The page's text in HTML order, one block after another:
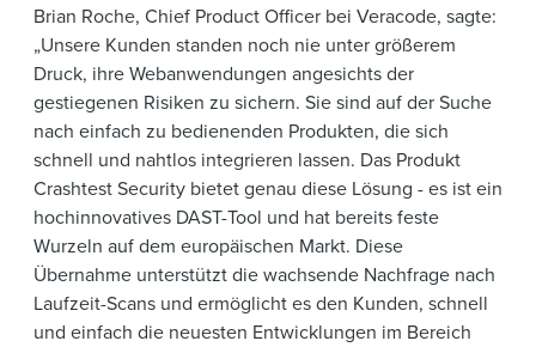
Brian Roche, Chief Product Officer bei Veracode, sagte:
„Unsere Kunden standen noch nie unter größerem
Druck, ihre Webanwendungen angesichts der
gestiegenen Risiken zu sichern. Sie sind auf der Suche
nach einfach zu bedienenden Produkten, die sich
schnell und nahtlos integrieren lassen. Das Produkt
Crashtest Security bietet genau diese Lösung - es ist ein
hochinnovatives DAST-Tool und hat bereits feste
Wurzeln auf dem europäischen Markt. Diese
Übernahme unterstützt die wachsende Nachfrage nach
Laufzeit-Scans und ermöglicht es den Kunden, schnell
und einfach die neuesten Entwicklungen im Bereich